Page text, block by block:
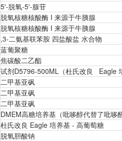
5′-脱氧-5′-腺苷
脱氧核糖核酸酶 I 来源于牛胰腺
脱氧核糖核酸酶 I 来源于牛胰腺
,3-二氨基联苯胺 四盐酸盐 水合物
蓝葡聚糖
焦碳酸二乙酯
试剂D5796-500ML（杜氏改良 Eagle
二甲基亚砜
二甲基亚砜
二甲基亚砜
DMEM高糖培养基（吡哆醇代替了吡哆
杜氏改良 Eagle 培养基 - 高葡萄糖
脱氧胆酸钠